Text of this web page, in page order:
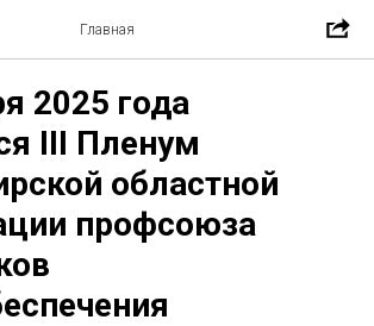
Главная
2025 года
III Пленум
областной
профсоюза